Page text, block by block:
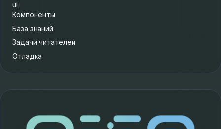
ui
Компоненты
База знаний
Задачи читателей
Отладка